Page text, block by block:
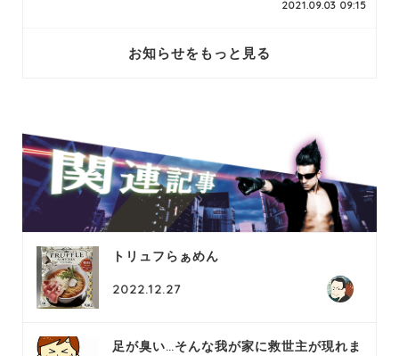
2021.09.03 09:15
お知らせをもっと見る
トリュフらぁめん
2022.12.27
足が臭い…そんな我が家に救世主が現れま